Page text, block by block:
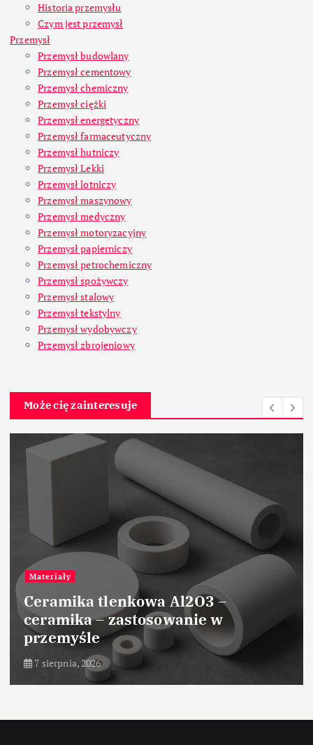
Historia przemysłu
Czym jest przemysł
Przemysł
Przemysł budowlany
Przemysł cementowy
Przemysł chemiczny
Przemysł ciężki
Przemysł energetyczny
Przemysł farmaceutyczny
Przemysł hutniczy
Przemysł Lekki
Przemysł lotniczy
Przemysł maszynowy
Przemysł medyczny
Przemysł motoryzacyjny
Przemysł papierniczy
Przemysł petrochemiczny
Przemysł spożywczy
Przemysł stalowy
Przemysł tekstylny
Przemysł wydobywczy
Przemysł zbrojeniowy
Może cię zainteresuje
Przemysł chemiczny
Przemysłowe techniki
materiałów chemicznych
7 sierpnia, 2026